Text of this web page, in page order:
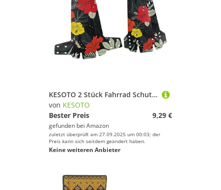
KESOTO 2 Stück Fahrrad Schutzblech Radschutz Garnitur Spritzschutz Vorn Kotflügel Hinten Faltbarer Schmutzfänger 3 Fach Verstellbar für Radfahrer Im Gelände, Blume
von KESOTO
Bester Preis
9,29 €
gefunden bei Amazon
zuletzt überprüft am 27.09.2025 um 00:03; der
Preis kann sich seitdem geändert haben.
Keine weiteren Anbieter